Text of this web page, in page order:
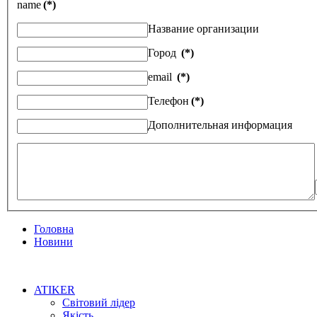
name(*)
Название организации
Город (*)
email (*)
Телефон (*)
Дополнительная информация
Головна
Новини
ATIKER
Світовий лідер